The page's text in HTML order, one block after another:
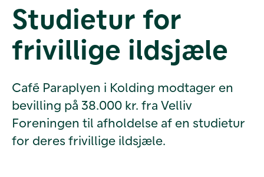
Værktøjer
og viden
Om Velliv
Foreningen
Studietur for
frivillige ildsjæle
Café Paraplyen i Kolding modtager en
bevilling på 38.000 kr. fra Velliv
Foreningen til afholdelse af en studietur
for deres frivillige ildsjæle.